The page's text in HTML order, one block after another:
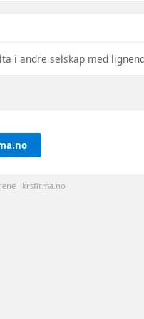
i andre selskap med
· krsfirma.no